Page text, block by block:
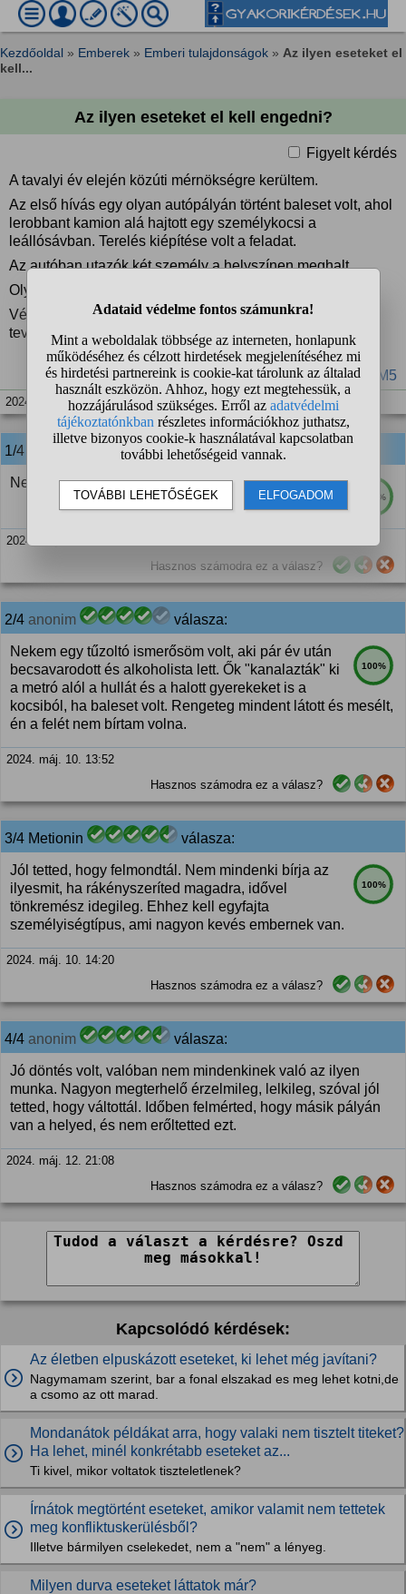
Kezdőoldal » Emberek » Emberi tulajdonságok » Az ilyen eseteket el
kell...
Az ilyen eseteket el kell engedni?
Figyelt kérdés
A tavalyi év elején közúti mérnökségre kerültem.
Az első hívás egy olyan autópályán történt baleset volt, ahol
lerobbant kamion alá hajtott egy személykocsi a
leállósávban. Terelés kiépítése volt a feladat.
Az autóban utazók két személy a helyszínen meghalt.
Olyanokat is láttunk ott amit nem szabadott volna...
Végül felmondtam, és most teljesen más területen
tevékenykedem.
#halál #autópálya #közút #M5
2024. máj. 10. 12:51
1/4 válasza:
100%
Nem mindenki képes rá.
2024. máj. 10. 13:27
Hasznos számodra ez a válasz?
2/4 anonim válasza:
100%
Nekem egy tűzoltó ismerősöm volt, aki pár év után
becsavarodott és alkoholista lett. Ők "kanalazták" ki
a metró alól a hullát és a halott gyerekeket is a
kocsiból, ha baleset volt. Rengeteg mindent látott és mesélt,
én a felét nem bírtam volna.
2024. máj. 10. 13:52
Hasznos számodra ez a válasz?
3/4 Metionin válasza:
100%
Jól tetted, hogy felmondtál. Nem mindenki bírja az
ilyesmit, ha rákényszeríted magadra, idővel
tönkremész idegileg. Ehhez kell egyfajta
személyiségtípus, ami nagyon kevés embernek van.
2024. máj. 10. 14:20
Hasznos számodra ez a válasz?
4/4 anonim válasza:
Jó döntés volt, valóban nem mindenkinek való az ilyen
munka. Nagyon megterhelő érzelmileg, lelkileg, szóval jól
tetted, hogy váltottál. Időben felmérted, hogy másik pályán
van a helyed, és nem erőltetted ezt.
2024. máj. 12. 21:08
Hasznos számodra ez a válasz?
Kapcsolódó kérdések:
Az életben elpuskázott eseteket, ki lehet még javítani?
Nagymamam szerint, bar a fonal elszakad es meg lehet kotni,de
a csomo az ott marad.
Mondanátok példákat arra, hogy valaki nem tisztelt titeket?
Ha lehet, minél konkrétabb eseteket az...
Ti kivel, mikor voltatok tiszteletlenek?
Írnátok megtörtént eseteket, amikor valamit nem tettetek
meg konfliktuskerülésből?
Illetve bármilyen cselekedet, nem a "nem" a lényeg.
Milyen durva eseteket láttatok már?